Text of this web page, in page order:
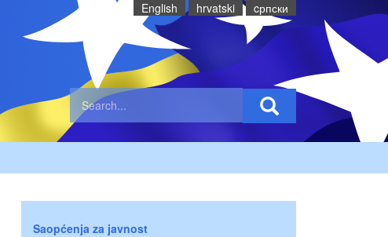
English hrvatski cрпски
Saopćenja za javnost